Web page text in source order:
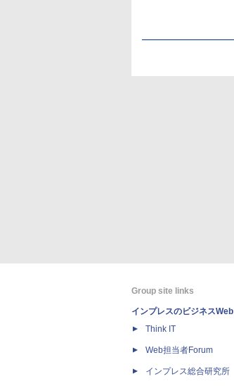
Group site links
インプレスのビジネスWeb
Think IT
Web担当者Forum
インプレス総合研究所